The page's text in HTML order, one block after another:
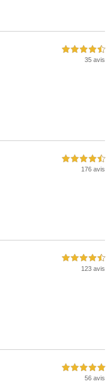
4,5 étoiles sur 5
35 avis
4,5 étoiles sur 5
176 avis
4,5 étoiles sur 5
123 avis
5,0 étoiles sur 5
56 avis